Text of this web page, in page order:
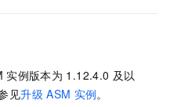
实例版本为 1.12.4.0 及以
见升级 ASM 实例。